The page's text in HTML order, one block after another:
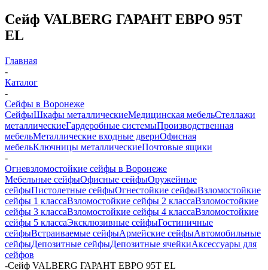
Сейф VALBERG ГАРАНТ ЕВРО 95Т
EL
Главная
-
Каталог
-
Сейфы в Воронеже
СейфыШкафы металлическиеМедицинская мебельСтеллажи
металлическиеГардеробные системыПроизводственная
мебельМеталлические входные двериОфисная
мебельКлючницы металлическиеПочтовые ящики
-
Огневзломостойкие сейфы в Воронеже
Мебельные сейфыОфисные сейфыОружейные
сейфыПистолетные сейфыОгнестойкие сейфыВзломостойкие
сейфы 1 классаВзломостойкие сейфы 2 классаВзломостойкие
сейфы 3 классаВзломостойкие сейфы 4 классаВзломостойкие
сейфы 5 классаЭксклюзивные сейфыГостиничные
сейфыВстраиваемые сейфыАрмейские сейфыАвтомобильные
сейфыДепозитные сейфыДепозитные ячейкиАксессуары для
сейфов
-Сейф VALBERG ГАРАНТ ЕВРО 95Т EL